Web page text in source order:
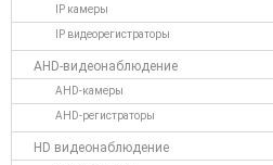
IP камеры
IP видеорегистраторы
AHD-видеонаблюдение
AHD-камеры
AHD-регистраторы
HD видеонаблюдение